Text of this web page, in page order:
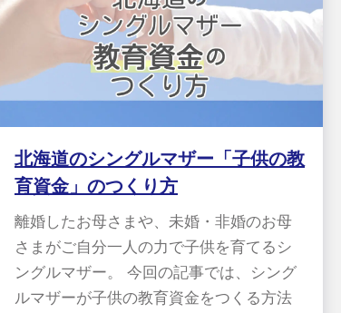
北海道のシングルマザー「子供の教
育資金」のつくり方
離婚したお母さまや、未婚・非婚のお母
さまがご自分一人の力で子供を育てるシ
ングルマザー。 今回の記事では、シング
ルマザーが子供の教育資金をつくる方法